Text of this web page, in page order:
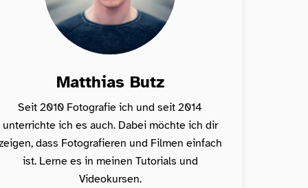
Matthias Butz
Seit 2010 Fotografie ich und seit 2014
unterrichte ich es auch. Dabei möchte ich dir
dass Fotografieren und Filmen einfach
ist. Lerne es in meinen Tutorials und
Videokursen.